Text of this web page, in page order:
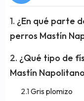
¿En qué parte
perros Mastín
¿Qué tipo de
Mastín
Gris plomizo